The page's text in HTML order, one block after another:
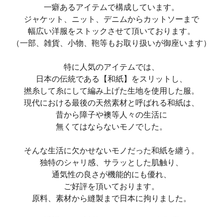
一癖あるアイテムで構成しています。
ジャケット、ニット、デニムからカットソーまで
幅広い洋服をストックさせて頂いております。
（一部、雑貨、小物、鞄等もお取り扱いが御座います）
特に人気のアイテムでは、
日本の伝統である【和紙】をスリットし、
撚糸して糸にして編み上げた生地を使用した服。
現代における最後の天然素材と呼ばれる和紙は、
昔から障子や襖等人々の生活に
無くてはならないモノでした。
そんな生活に欠かせないモノだった和紙を纏う。
独特のシャリ感、サラッとした肌触り、
通気性の良さが機能的にも優れ、
ご好評を頂いております。
原料、素材から縫製まで日本に拘りました。